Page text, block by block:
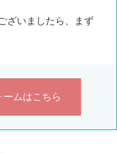
ざいましたら、まず
ームはこちら